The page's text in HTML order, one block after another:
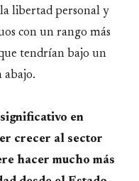
libertad personal y
con un rango más
tendrían bajo un
abajo.
en
crecer al sector
hacer mucho más